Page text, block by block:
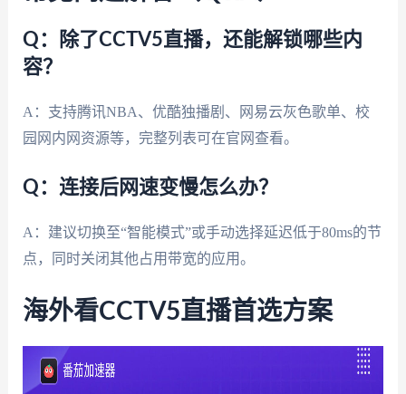
Q：除了CCTV5直播，还能解锁哪些内
容？
A：支持腾讯NBA、优酷独播剧、网易云灰色歌单、校
园网内网资源等，完整列表可在官网查看。
Q：连接后网速变慢怎么办？
A：建议切换至“智能模式”或手动选择延迟低于80ms的节
点，同时关闭其他占用带宽的应用。
海外看CCTV5直播首选方案